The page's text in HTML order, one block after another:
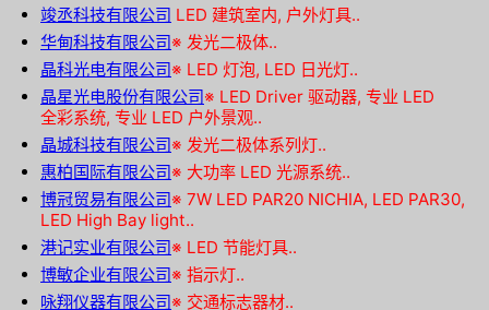
竣丞科技有限公司 LED 建筑室内, 户外灯具..
华甸科技有限公司※ 发光二极体..
晶科光电有限公司※ LED 灯泡, LED 日光灯..
晶星光电股份有限公司※ LED Driver 驱动器, 专业 LED
全彩系统, 专业 LED 户外景观..
晶城科技有限公司※ 发光二极体系列灯..
惠柏国际有限公司※ 大功率 LED 光源系统..
博冠贸易有限公司※ 7W LED PAR20 NICHIA, LED PAR30,
LED High Bay light..
港记实业有限公司※ LED 节能灯具..
博敏企业有限公司※ 指示灯..
咏翔仪器有限公司※ 交通标志器材..